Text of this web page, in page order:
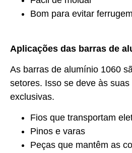
Bom para evitar ferrugem
Aplicações das barras de
As barras de alumínio 1060
setores. Isso se deve às
exclusivas.
Fios que transportam
Pinos e varas
Peças que mantêm as